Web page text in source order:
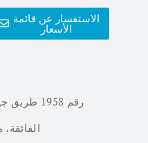
الاستفسار عن قائمة
الأسعار
رقم 1958
الفائقة،